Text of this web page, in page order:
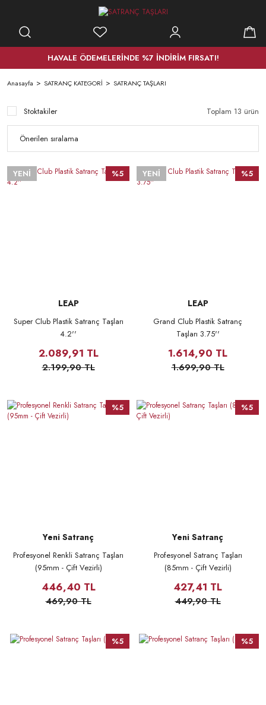
HAVALE ÖDEMELERİNDE %7 İNDİRİM FIRSATI!
Anasayfa SATRANÇ KATEGORİ SATRANÇ TAŞLARI
Stoktakiler Toplam 13 ürün
%5
YENİ
LEAP
Super Club Plastik Satranç Taşları
4.2''
2.089,91 TL
2.199,90 TL
%5
YENİ
LEAP
Grand Club Plastik Satranç
Taşları 3.75''
1.614,90 TL
1.699,90 TL
%5
Yeni Satranç
Profesyonel Renkli Satranç Taşları
(95mm - Çift Vezirli)
446,40 TL
469,90 TL
%5
Yeni Satranç
Profesyonel Satranç Taşları
(85mm - Çift Vezirli)
427,41 TL
449,90 TL
%5 %5